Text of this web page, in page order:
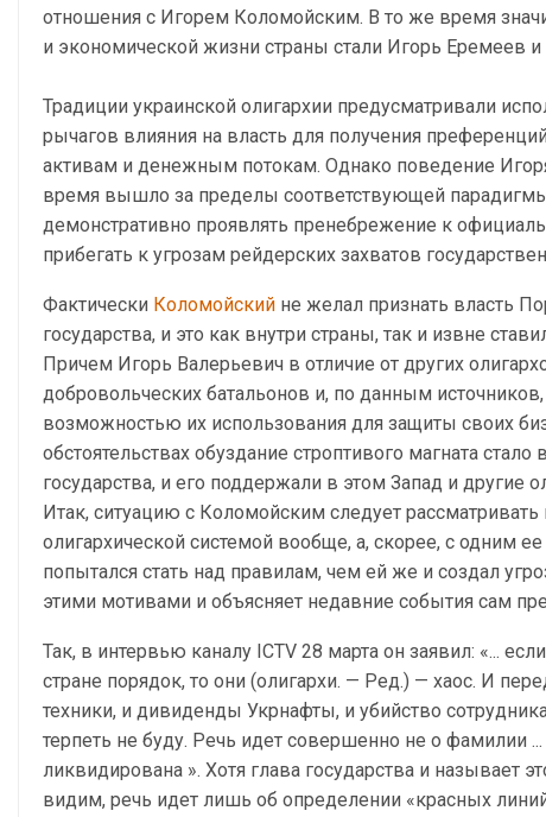
отношения с Игорем Коломойским. В то же время
и экономической жизни страны стали Игорь Еремеев и
Традиции украинской олигархии предусматривали
рычагов влияния на власть для получения
активам и денежным потокам. Однако поведение
время вышло за пределы соответствующей
демонстративно проявлять пренебрежение к
прибегать к угрозам рейдерских захватов
Фактически Коломойский не желал признать власть
государства, и это как внутри страны, так и извне
Причем Игорь Валерьевич в отличие от других
добровольческих батальонов и, по данным
возможностью их использования для защиты своих
обстоятельствах обуздание строптивого магната
государства, и его поддержали в этом Запад и другие
Итак, ситуацию с Коломойским следует
олигархической системой вообще, а, скорее, с одним
попытался стать над правилам, чем ей же и создал
этими мотивами и объясняет недавние события сам
Так, в интервью каналу ICTV 28 марта он заявил: «...
стране порядок, то они (олигархи. — Ред.) — хаос. И
техники, и дивиденды Укрнафты, и убийство
терпеть не буду. Речь идет совершенно не о фамилии
ликвидирована ». Хотя глава государства и называет
видим, речь идет лишь об определении «красных